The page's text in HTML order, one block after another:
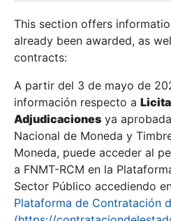
Show/Hide
Show/Hide
This section offers
already been awarded, as
contracts:
A partir del 3 de mayo de
información respecto a
Adjudicaciones ya
Nacional de Moneda y
Moneda, puede acceder al
a FNMT-RCM en la
Sector Público accediendo
Plataforma de Contratación